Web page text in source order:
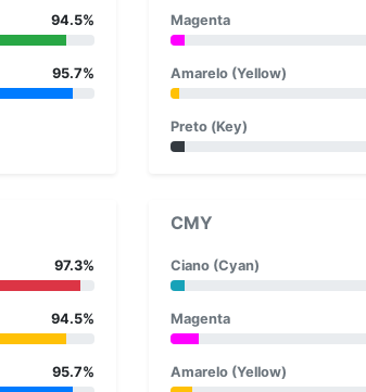
94.5%
95.7%
Magenta
Amarelo (Yellow)
Preto (Key)
97.3%
94.5%
95.7%
CMY
Ciano (Cyan)
Magenta
Amarelo (Yellow)